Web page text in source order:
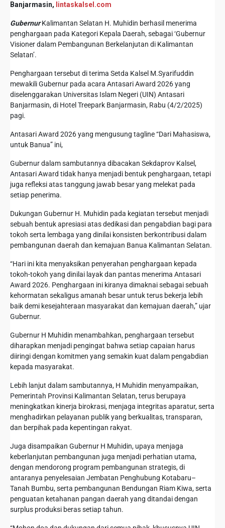
Banjarmasin, lintaskalsel.com
GubernurKalimantan Selatan H. Muhidin berhasil menerima
penghargaan pada Kategori Kepala Daerah, sebagai ‘Gubernur
Visioner dalam Pembangunan Berkelanjutan di Kalimantan
Selatan’.
Penghargaan tersebut di terima Setda Kalsel M.Syarifuddin
mewakili Gubernur pada acara Antasari Award 2026 yang
diselenggarakan Universitas Islam Negeri (UIN) Antasari
Banjarmasin, di Hotel Treepark Banjarmasin, Rabu (4/2/2025)
pagi.
Antasari Award 2026 yang mengusung tagline “Dari Mahasiswa,
untuk Banua” ini,
Gubernur dalam sambutannya dibacakan Sekdaprov Kalsel,
Antasari Award tidak hanya menjadi bentuk penghargaan, tetapi
juga refleksi atas tanggung jawab besar yang melekat pada
setiap penerima.
Dukungan Gubernur H. Muhidin pada kegiatan tersebut menjadi
sebuah bentuk apresiasi atas dedikasi dan pengabdian bagi para
tokoh serta lembaga yang dinilai konsisten berkontribusi dalam
pembangunan daerah dan kemajuan Banua Kalimantan Selatan.
“Hari ini kita menyaksikan penyerahan penghargaan kepada
tokoh-tokoh yang dinilai layak dan pantas menerima Antasari
Award 2026. Penghargaan ini kiranya dimaknai sebagai sebuah
kehormatan sekaligus amanah besar untuk terus bekerja lebih
baik demi kesejahteraan masyarakat dan kemajuan daerah,” ujar
Gubernur.
Gubernur H Muhidin menambahkan, penghargaan tersebut
diharapkan menjadi pengingat bahwa setiap capaian harus
diiringi dengan komitmen yang semakin kuat dalam pengabdian
kepada masyarakat.
Lebih lanjut dalam sambutannya, H Muhidin menyampaikan,
Pemerintah Provinsi Kalimantan Selatan, terus berupaya
meningkatkan kinerja birokrasi, menjaga integritas aparatur, serta
menghadirkan pelayanan publik yang berkualitas, transparan,
dan berpihak pada kepentingan rakyat.
Juga disampaikan Gubernur H Muhidin, upaya menjaga
keberlanjutan pembangunan juga menjadi perhatian utama,
dengan mendorong program pembangunan strategis, di
antaranya penyelesaian Jembatan Penghubung Kotabaru–
Tanah Bumbu, serta pembangunan Bendungan Riam Kiwa, serta
penguatan ketahanan pangan daerah yang ditandai dengan
surplus produksi beras setiap tahun.